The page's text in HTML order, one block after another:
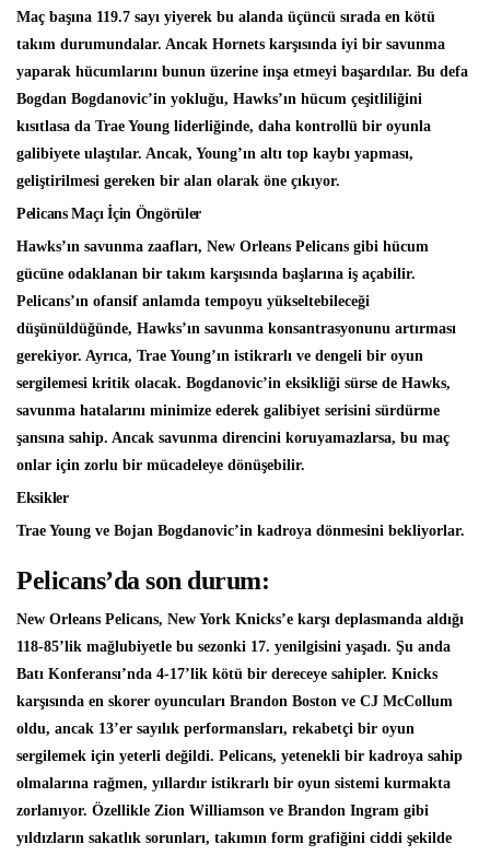
Maç başına 119.7 sayı yiyerek bu alanda üçüncü sırada en kötü
takım durumundalar. Ancak Hornets karşısında iyi bir savunma
yaparak hücumlarını bunun üzerine inşa etmeyi başardılar. Bu defa
Bogdan Bogdanovic’in yokluğu, Hawks’ın hücum çeşitliliğini
kısıtlasa da Trae Young liderliğinde, daha kontrollü bir oyunla
galibiyete ulaştılar. Ancak, Young’ın altı top kaybı yapması,
geliştirilmesi gereken bir alan olarak öne çıkıyor.
Pelicans Maçı İçin Öngörüler
Hawks’ın savunma zaafları, New Orleans Pelicans gibi hücum
gücüne odaklanan bir takım karşısında başlarına iş açabilir.
Pelicans’ın ofansif anlamda tempoyu yükseltebileceği
düşünüldüğünde, Hawks’ın savunma konsantrasyonunu artırması
gerekiyor. Ayrıca, Trae Young’ın istikrarlı ve dengeli bir oyun
sergilemesi kritik olacak. Bogdanovic’in eksikliği sürse de Hawks,
savunma hatalarını minimize ederek galibiyet serisini sürdürme
şansına sahip. Ancak savunma direncini koruyamazlarsa, bu maç
onlar için zorlu bir mücadeleye dönüşebilir.
Eksikler
Trae Young ve Bojan Bogdanovic’in kadroya dönmesini bekliyorlar.
Pelicans’da son durum:
New Orleans Pelicans, New York Knicks’e karşı deplasmanda aldığı
118-85’lik mağlubiyetle bu sezonki 17. yenilgisini yaşadı. Şu anda
Batı Konferansı’nda 4-17’lik kötü bir dereceye sahipler. Knicks
karşısında en skorer oyuncuları Brandon Boston ve CJ McCollum
oldu, ancak 13’er sayılık performansları, rekabetçi bir oyun
sergilemek için yeterli değildi. Pelicans, yetenekli bir kadroya sahip
olmalarına rağmen, yıllardır istikrarlı bir oyun sistemi kurmakta
zorlanıyor. Özellikle Zion Williamson ve Brandon Ingram gibi
yıldızların sakatlık sorunları, takımın form grafiğini ciddi şekilde